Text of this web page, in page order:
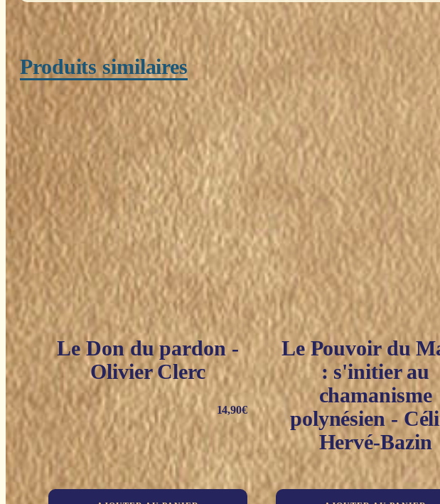
Produits similaires
Le Don du pardon -
Olivier Clerc
14,90€
Le Pouvoir du
: s'initier au
chamanisme
polynésien -
Hervé-Bazin